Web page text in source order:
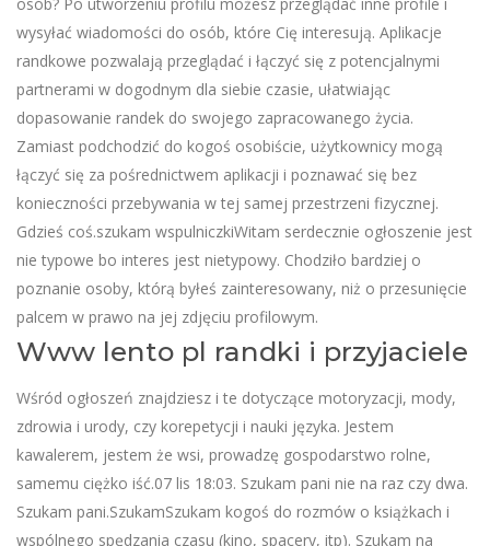
wysyłać wiadomości do osób, które Cię interesują. Aplikacje
randkowe pozwalają przeglądać i łączyć się z potencjalnymi
partnerami w dogodnym dla siebie czasie, ułatwiając
dopasowanie randek do swojego zapracowanego życia.
Zamiast podchodzić do kogoś osobiście, użytkownicy mogą
łączyć się za pośrednictwem aplikacji i poznawać się bez
konieczności przebywania w tej samej przestrzeni fizycznej.
Gdzieś coś.szukam wspulniczkiWitam serdecznie ogłoszenie jest
nie typowe bo interes jest nietypowy. Chodziło bardziej o
poznanie osoby, którą byłeś zainteresowany, niż o przesunięcie
palcem w prawo na jej zdjęciu profilowym.
Www lento pl randki i przyjaciele
Wśród ogłoszeń znajdziesz i te dotyczące motoryzacji, mody,
zdrowia i urody, czy korepetycji i nauki języka. Jestem
kawalerem, jestem że wsi, prowadzę gospodarstwo rolne,
samemu ciężko iść.07 lis 18:03. Szukam pani nie na raz czy dwa.
Szukam pani.SzukamSzukam kogoś do rozmów o książkach i
wspólnego spędzania czasu (kino, spacery, itp). Szukam na